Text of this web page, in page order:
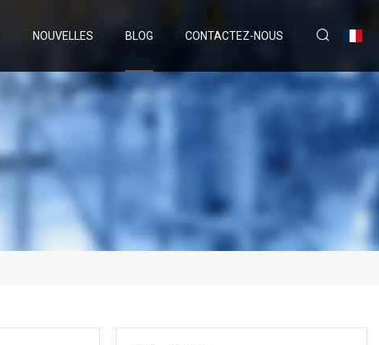
NOUVELLES BLOG CONTACTEZ-NOUS